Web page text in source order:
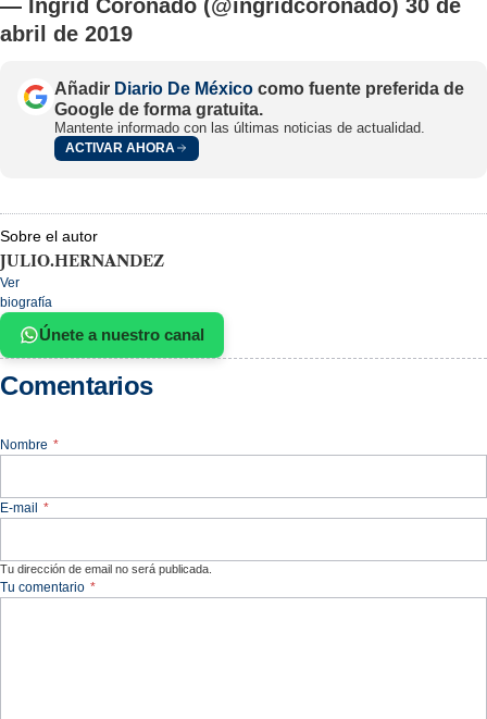
— Ingrid Coronado (@ingridcoronado) 30 de
abril de 2019
Añadir Diario De México como fuente preferida de
Google de forma gratuita.
Mantente informado con las últimas noticias de actualidad.
ACTIVAR AHORA
Sobre el autor
JULIO.HERNANDEZ
Ver
biografía
Únete a nuestro canal
Comentarios
Nombre *
E-mail *
Tu dirección de email no será publicada.
Tu comentario *